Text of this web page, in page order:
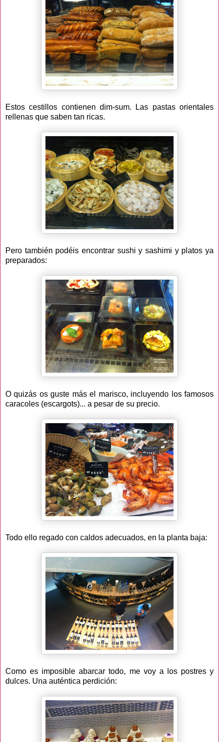
Estos cestillos contienen dim-sum. Las pastas orientales
rellenas que saben tan ricas.
Pero también podéis encontrar sushi y sashimi y platos ya
preparados:
O quizás os guste más el marisco, incluyendo los famosos
caracoles (escargots)... a pesar de su precio.
Todo ello regado con caldos adecuados, en la planta baja:
Como es imposible abarcar todo, me voy a los postres y
dulces. Una auténtica perdición: